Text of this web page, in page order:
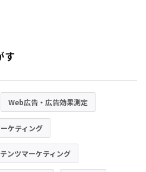
す
Web広告・広告効果測定
ケティング
ンツマーケティング